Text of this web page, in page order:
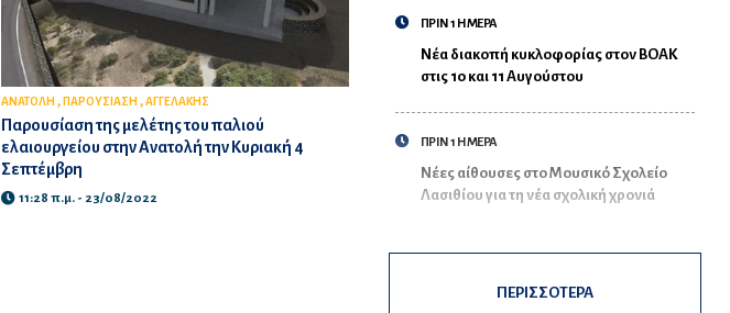
ΑΝΑΤΟΛΗ , ΠΑΡΟΥΣΙΑΣΗ ,ΑΓΓΕΛΑΚΗΣ
Παρουσίαση της μελέτης του παλιού
ελαιουργείου στην Ανατολή την Κυριακή 4
Σεπτέμβρη
11:28 π.μ. - 23/08/2022
ΠΡΙΝ 1 ΗΜΕΡΑ
Νέα διακοπή κυκλοφορίας στον ΒΟΑΚ
στις 10 και 11 Αυγούστου
ΠΡΙΝ 1 ΗΜΕΡΑ
Νέες αίθουσες στο Μουσικό Σχολείο
Λασιθίου για τη νέα σχολική χρονιά
ΠΕΡΙΣΣΟΤΕΡΑ